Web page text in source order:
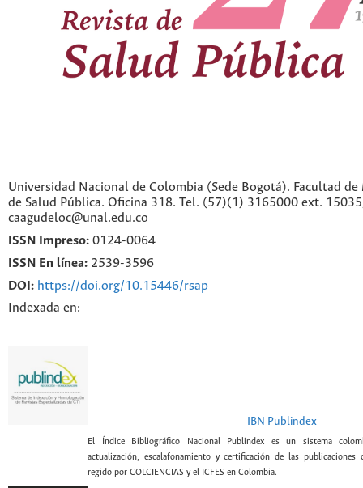
Universidad Nacional de Colombia (Sede Bogotá). Facultad
de Salud Pública. Oficina 318. Tel. (57)(1) 3165000 ext.
caagudeloc@unal.edu.co
ISSN Impreso: 0124-0064
ISSN En línea: 2539-3596
DOI: https://doi.org/10.15446/rsap
Indexada en:
IBN Publindex
El Índice Bibliográfico Nacional Publindex es un sistema
actualización, escalafonamiento y certificación de las publicaciones
regido por COLCIENCIAS y el ICFES en Colombia.